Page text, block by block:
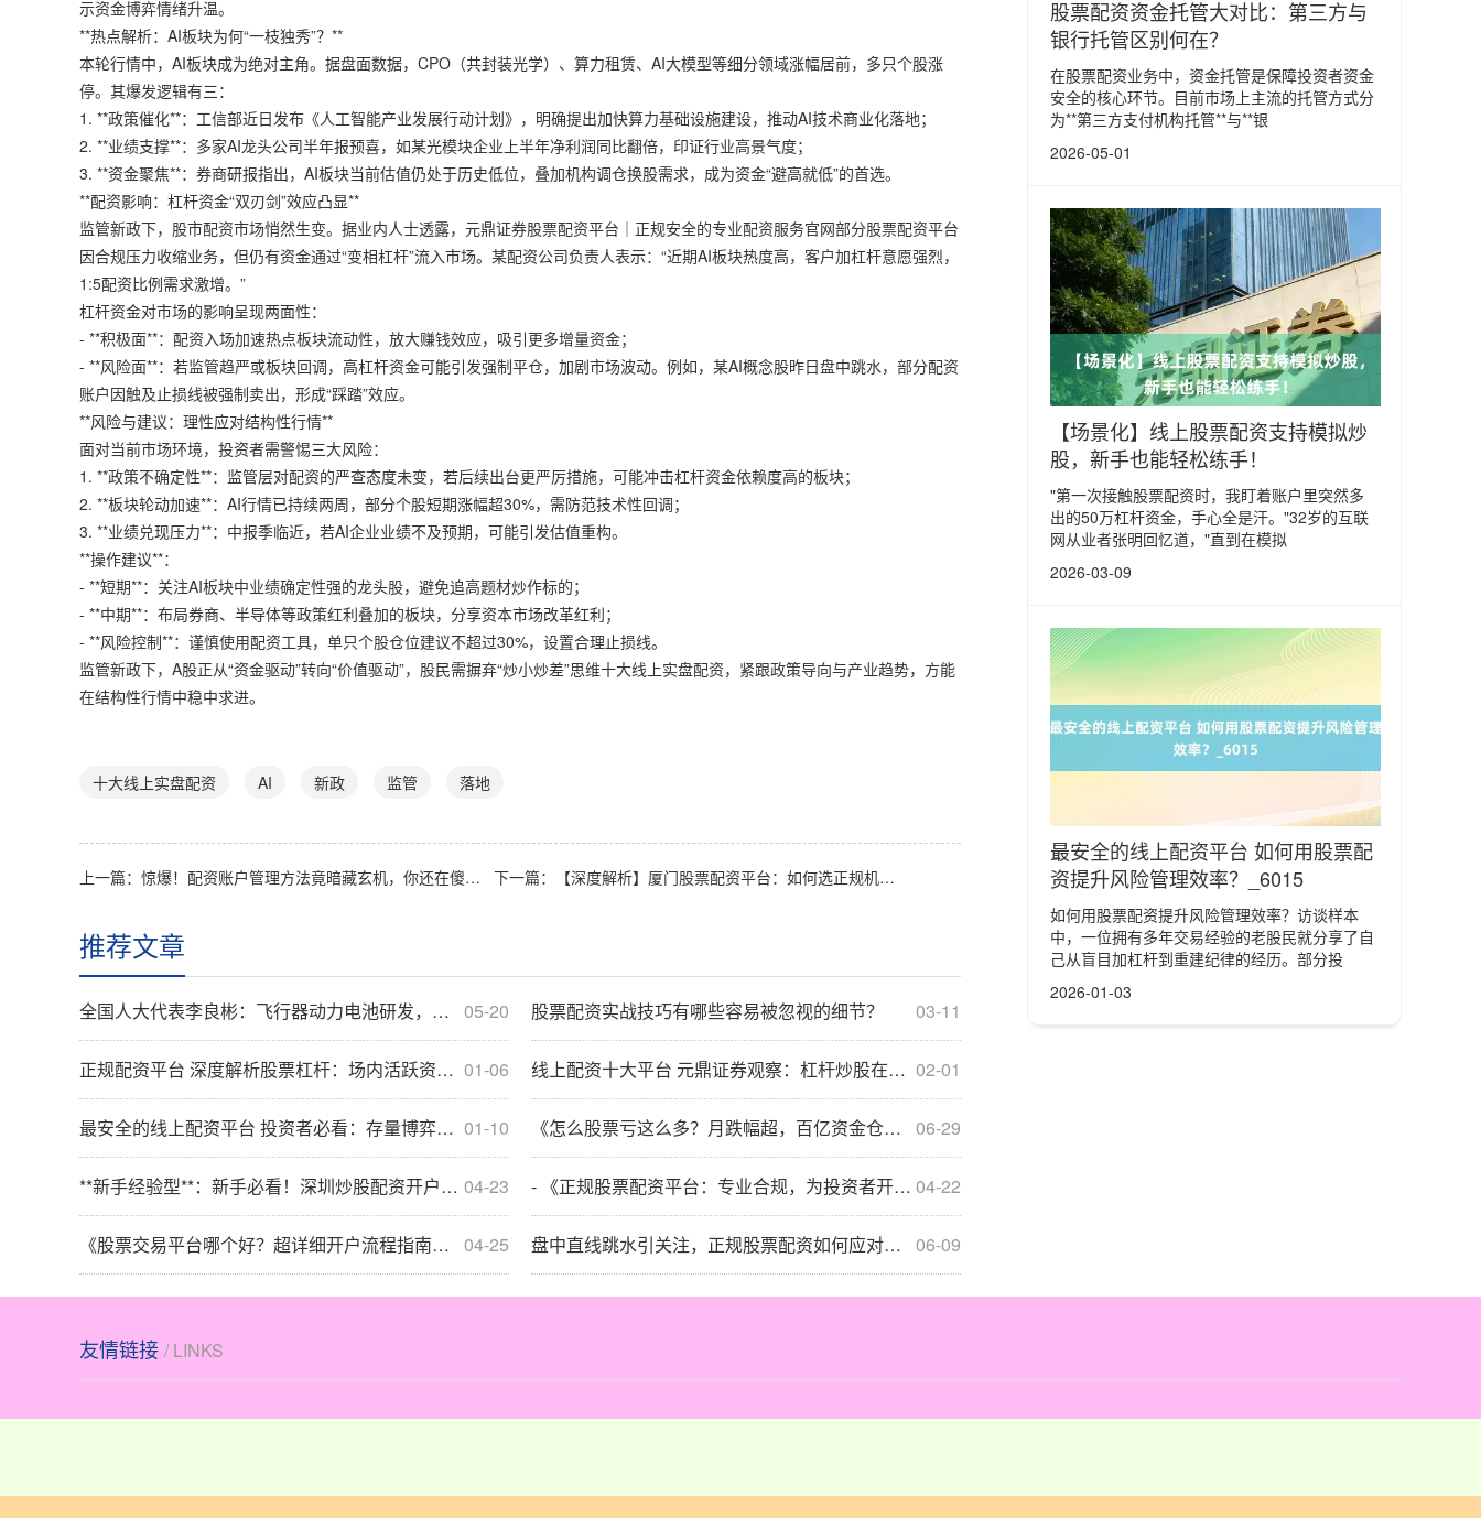
示资金博弈情绪升温。
**热点解析：AI板块为何“一枝独秀”？**
本轮行情中，AI板块成为绝对主角。据盘面数据，CPO（共封装光学）、算力租赁、AI大模型等细分领域涨幅居前，多只个股涨
停。其爆发逻辑有三：
1. **政策催化**：工信部近日发布《人工智能产业发展行动计划》，明确提出加快算力基础设施建设，推动AI技术商业化落地；
2. **业绩支撑**：多家AI龙头公司半年报预喜，如某光模块企业上半年净利润同比翻倍，印证行业高景气度；
3. **资金聚焦**：券商研报指出，AI板块当前估值仍处于历史低位，叠加机构调仓换股需求，成为资金“避高就低”的首选。
**配资影响：杠杆资金“双刃剑”效应凸显**
监管新政下，股市配资市场悄然生变。据业内人士透露， 元鼎证券股票配资平台｜正规安全的专业配资服务官网部分股票配资平台
因合规压力收缩业务，但仍有资金通过“变相杠杆”流入市场。某配资公司负责人表示：“近期AI板块热度高，客户加杠杆意愿强烈，
1:5配资比例需求激增。”
杠杆资金对市场的影响呈现两面性：
- **积极面**：配资入场加速热点板块流动性，放大赚钱效应，吸引更多增量资金；
- **风险面**：若监管趋严或板块回调，高杠杆资金可能引发强制平仓，加剧市场波动。例如，某AI概念股昨日盘中跳水，部分配资
账户因触及止损线被强制卖出，形成“踩踏”效应。
**风险与建议：理性应对结构性行情**
面对当前市场环境，投资者需警惕三大风险：
1. **政策不确定性**：监管层对配资的严查态度未变，若后续出台更严厉措施，可能冲击杠杆资金依赖度高的板块；
2. **板块轮动加速**：AI行情已持续两周，部分个股短期涨幅超30%，需防范技术性回调；
3. **业绩兑现压力**：中报季临近，若AI企业业绩不及预期，可能引发估值重构。
**操作建议**：
- **短期**：关注AI板块中业绩确定性强的龙头股，避免追高题材炒作标的；
- **中期**：布局券商、半导体等政策红利叠加的板块，分享资本市场改革红利；
- **风险控制**：谨慎使用配资工具，单只个股仓位建议不超过30%，设置合理止损线。
监管新政下，A股正从“资金驱动”转向“价值驱动”，股民需摒弃“炒小炒差”思维十大线上实盘配资，紧跟政策导向与产业趋势，方能
在结构性行情中稳中求进。
十大线上实盘配资 AI 新政 监管 落地
上一篇： 惊爆！配资账户管理方法竟暗藏玄机，你还在傻傻踩坑？ 下一篇： 【深度解析】厦门股票配资平台：如何选正规机构实现财富增值？
推荐文章
05-20
全国人大代表李良彬：飞行器动力电池研发，正规实盘配资视角下如何加速？ 03-11
股票配资实战技巧有哪些容易被忽视的细节？
01-06
正规配资平台 深度解析股票杠杆：场内活跃资金的数据观察_6067 02-01
线上配资十大平台 元鼎证券观察：杠杆炒股在存量博弈格局下的_3228
01-10
最安全的线上配资平台 投资者必看：存量博弈格局里的股票杠杆操作_1737 06-29
《怎么股票亏这么多？月跌幅超，百亿资金仓皇出逃！》
04-23
**新手经验型**：新手必看！深圳炒股配资开户条件全解析与经验分享 04-22
- 《正规股票配资平台：专业合规，为投资者开启稳健财富之路》
04-25
《股票交易平台哪个好？超详细开户流程指南助你轻松入门》 06-09
盘中直线跳水引关注，正规股票配资如何应对黄金白银巨震？
股票配资资金托管大对比：第三方与
银行托管区别何在？
在股票配资业务中，资金托管是保障投资者资金
安全的核心环节。目前市场上主流的托管方式分
为**第三方支付机构托管**与**银
2026-05-01
【场景化】线上股票配资支持模拟炒
股，新手也能轻松练手！
"第一次接触股票配资时，我盯着账户里突然多
出的50万杠杆资金，手心全是汗。"32岁的互联
网从业者张明回忆道，"直到在模拟
2026-03-09
最安全的线上配资平台 如何用股票配
资提升风险管理效率？_6015
如何用股票配资提升风险管理效率？访谈样本
中，一位拥有多年交易经验的老股民就分享了自
己从盲目加杠杆到重建纪律的经历。部分投
2026-01-03
友情链接 / LINKS